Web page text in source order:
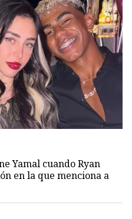
Yamal cuando Ryan
en la que menciona a